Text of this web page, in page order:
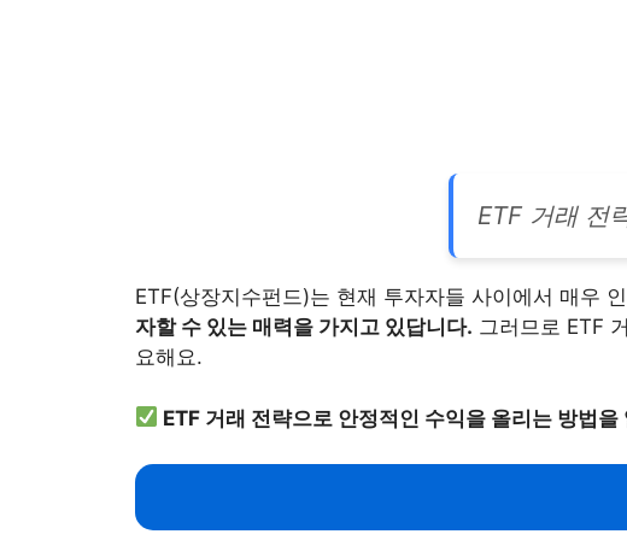
ETF 거래 전
ETF(상장지수펀드)는 현재 투자자들 사이에서 매우
자할 수 있는 매력을 가지고 있답니다. 그러므로 ETF
요해요.
ETF 거래 전략으로 안정적인 수익을 올리는 방법을